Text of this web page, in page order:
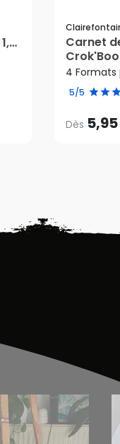
Carnet
g/m² -
4 Formats
5/5
Dès
Dès